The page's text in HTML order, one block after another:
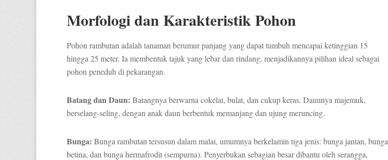
Morfologi dan Karakteristik Pohon
Pohon rambutan adalah tanaman berumur panjang yang dapat tumbuh mencapai ketinggian 15
hingga 25 meter. Ia membentuk tajuk yang lebar dan rindang, menjadikannya pilihan ideal sebagai
pohon peneduh di pekarangan.
Batang dan Daun: Batangnya berwarna cokelat, bulat, dan cukup keras. Daunnya majemuk,
berselang-seling, dengan anak daun berbentuk memanjang dan ujung meruncing.
Bunga: Bunga rambutan tersusun dalam malai, umumnya berkelamin tiga jenis: bunga jantan, bunga
betina, dan bunga hermafrodit (sempurna). Penyerbukan sebagian besar dibantu oleh serangga,